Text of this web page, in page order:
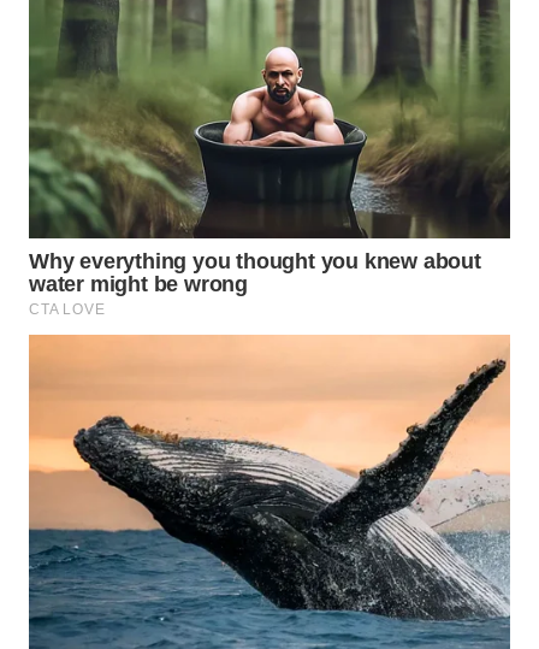
CIANJUR
WN
KEPULAUAN
SERIBU
WN
TANGERANG
CIREBON
INDRAMAYU
WN
KUNINGAN